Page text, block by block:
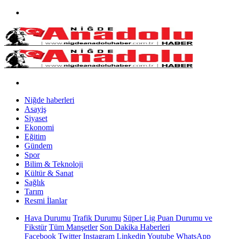
Niğde haberleri
Asayiş
Siyaset
Ekonomi
Eğitim
Gündem
Spor
Bilim & Teknoloji
Kültür & Sanat
Sağlık
Tarım
Resmi İlanlar
Hava Durumu Trafik Durumu Süper Lig Puan Durumu ve
Fikstür Tüm Manşetler Son Dakika Haberleri
Facebook Twitter Instagram Linkedin Youtube WhatsApp